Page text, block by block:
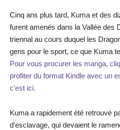
Cinq ans plus tard, Kuma et des
furent amenés dans la Vallée des
triennal au cours duquel les
gens pour le sport, ce que Kuma
Pour vous procurer les manga,
profiter du format Kindle avec un
c’est ici.
Kuma a rapidement été retrouvé
d’esclavage, qui devaient le